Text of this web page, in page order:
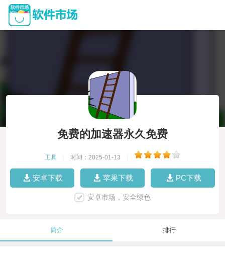
免费的加速器永久免费
工具 时间：2025-01-13
安卓下载 苹果下载 PC下载
安卓市场，安全绿色
简介 排行